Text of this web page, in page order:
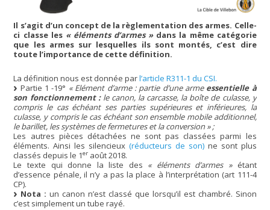
Il s’agit d’un concept de la règlementation des armes. Celle-
ci classe les « éléments d’armes »dans la même catégorie
que les armes sur lesquelles ils sont montés, c’est dire
toute l’importance de cette définition.
La définition nous est donnée parl’article R311-1 du CSI.
Partie 1 -19° « Elément d’arme : partie d’une arme essentielle à
son fonctionnement : le canon, la carcasse, la boîte de culasse, y
compris le cas échéant ses parties supérieures et inférieures, la
culasse, y compris le cas échéant son ensemble mobile additionnel,
le barillet, les systèmes de fermetures et la conversion » ;
Les autres pièces détachées ne sont pas classées parmi les
éléments. Ainsi les silencieux(réducteurs de son)ne sont plus
classés depuis le 1er août 2018.
Le texte qui donne la liste des « éléments d’armes »étant
d’essence pénale, il n’y a pas la place à l’interprétation (art 111-4
CP).
Nota :un canon n’est classé que lorsqu’il est chambré. Sinon
c’est simplement un tube rayé.